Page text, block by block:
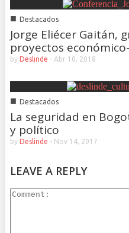
■ Destacados
Jorge Eliécer Gaitán,
proyectos
by Deslinde - Abr 10, 2018
■ Destacados
La seguridad en
y político
by Deslinde - Nov 14, 2017
LEAVE A REPLY